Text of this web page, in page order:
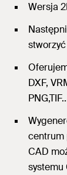
Wersja
DXF,
centrum
CAD
systemu